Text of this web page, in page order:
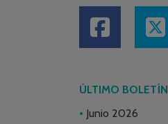
ÚLTIMO BOLETÍN
Junio 2026